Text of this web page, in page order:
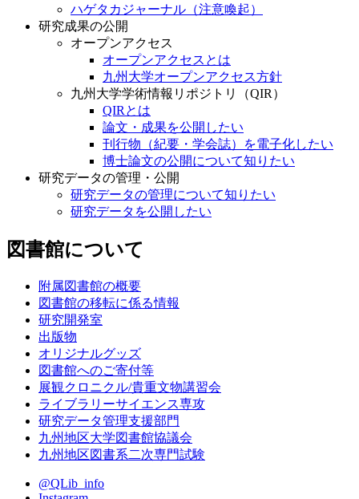
ハゲタカジャーナル（注意喚起）
研究成果の公開
オープンアクセス
オープンアクセスとは
九州大学オープンアクセス方針
九州大学学術情報リポジトリ（QIR）
QIRとは
論文・成果を公開したい
刊行物（紀要・学会誌）を電子化したい
博士論文の公開について知りたい
研究データの管理・公開
研究データの管理について知りたい
研究データを公開したい
図書館について
附属図書館の概要
図書館の移転に係る情報
研究開発室
出版物
オリジナルグッズ
図書館へのご寄付等
展観クロニクル/貴重文物講習会
ライブラリーサイエンス専攻
研究データ管理支援部門
九州地区大学図書館協議会
九州地区図書系二次専門試験
@QLib_info